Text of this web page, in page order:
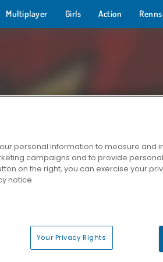
Multiplayer Girls Action
personal information to measure and
campaigns and to provide
on the right, you can exercise your
notice
Your Privacy Rights